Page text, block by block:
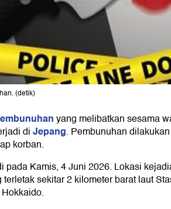
(detik)
yang melibatkan sesama
diJepang. Pembunuhan
korban.
pada Kamis, 4 Juni 2026. Lokasi
sekitar 2 kilometer barat laut